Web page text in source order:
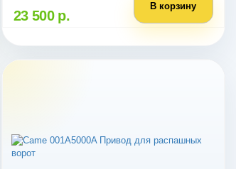
23 500 р.
В корзину